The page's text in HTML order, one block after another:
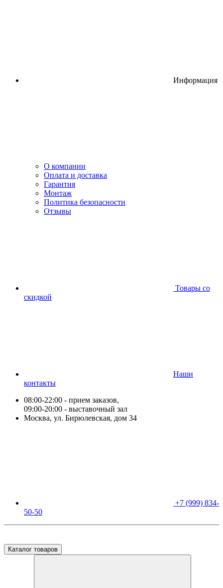
Информация
О компании
Оплата и доставка
Гарантия
Монтаж
Политика безопасности
Отзывы
Товары со
скидкой
Наши
контакты
08:00-22:00 - прием заказов,
09:00-20:00 - выставочный зал
Москва, ул. Бирюлевская, дом 34
+7 (999) 834-
50-50
Каталог товаров